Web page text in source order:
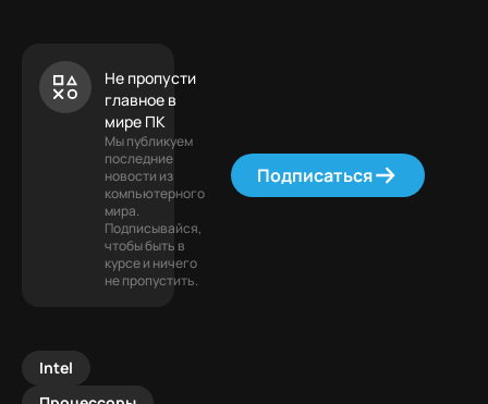
Не пропусти
главное в
мире ПК
Мы публикуем
последние
новости из
компьютерного
мира.
Подписывайся,
чтобы быть в
курсе и ничего
не пропустить.
Подписаться
Intel